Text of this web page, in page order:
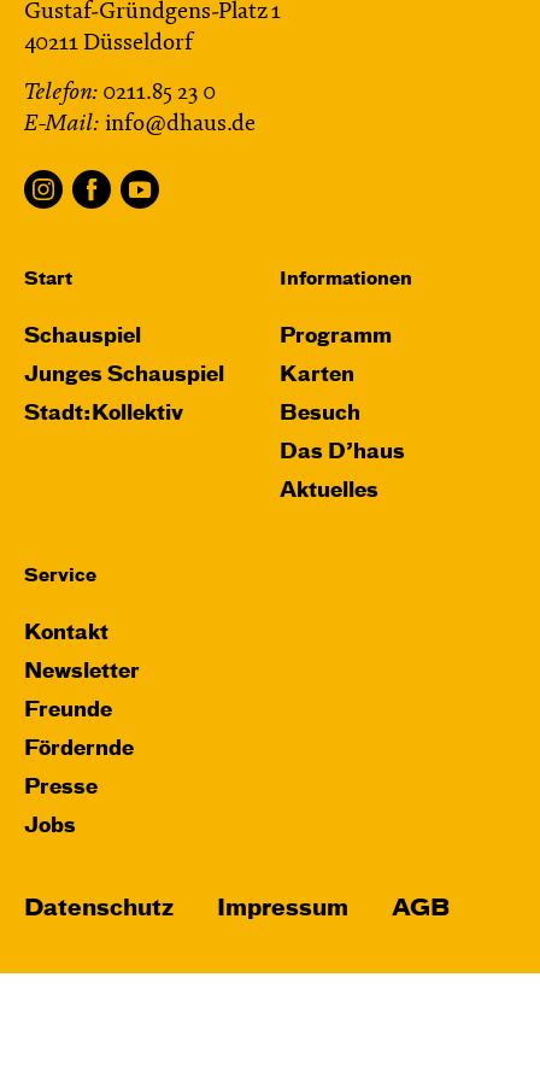
Gustaf-Gründgens-Platz 1
40211 Düsseldorf
Telefon: 0211.85 23 0
E-Mail: info@dhaus.de
Start
Schauspiel
Junges Schauspiel
Stadt:Kollektiv
Informationen
Programm
Karten
Besuch
Das D’haus
Aktuelles
Service
Kontakt
Newsletter
Freunde
Fördernde
Presse
Jobs
Datenschutz Impressum AGB